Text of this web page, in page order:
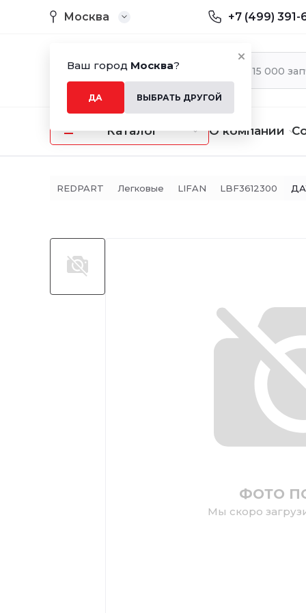
Ваш город Москва?
ДА ВЫБРАТЬ ДРУГОЙ
Москва +7 (499) 391-
Каталог О компании
REDPART Легковые LIFAN LBF3612300
ФОТО
Мы скоро